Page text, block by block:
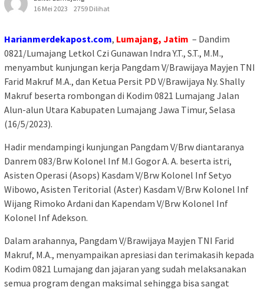
16 Mei 2023
2759 Dilihat
Harianmerdekapost.com, Lumajang, Jatim – Dandim
0821/Lumajang Letkol Czi Gunawan Indra Y.T., S.T., M.M.,
menyambut kunjungan kerja Pangdam V/Brawijaya Mayjen TNI
Farid Makruf M.A., dan Ketua Persit PD V/Brawijaya Ny. Shally
Makruf beserta rombongan di Kodim 0821 Lumajang Jalan
Alun-alun Utara Kabupaten Lumajang Jawa Timur, Selasa
(16/5/2023).
Hadir mendampingi kunjungan Pangdam V/Brw diantaranya
Danrem 083/Brw Kolonel Inf M.I Gogor A. A. beserta istri,
Asisten Operasi (Asops) Kasdam V/Brw Kolonel Inf Setyo
Wibowo, Asisten Teritorial (Aster) Kasdam V/Brw Kolonel Inf
Wijang Rimoko Ardani dan Kapendam V/Brw Kolonel Inf
Kolonel Inf Adekson.
Dalam arahannya, Pangdam V/Brawijaya Mayjen TNI Farid
Makruf, M.A., menyampaikan apresiasi dan terimakasih kepada
Kodim 0821 Lumajang dan jajaran yang sudah melaksanakan
semua program dengan maksimal sehingga bisa sangat